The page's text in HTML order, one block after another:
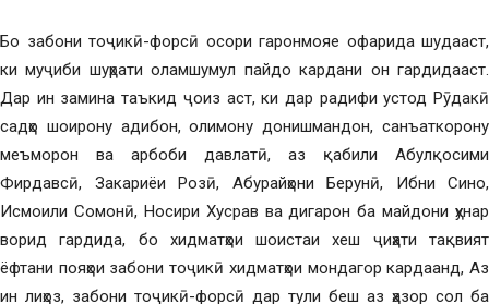
Бо забони тоҷикӣ-форсӣ осори гаронмояе офарида шудааст,
ки муҷиби шуҳрати оламшумул пайдо кардани он гардидааст.
Дар ин замина таъкид ҷоиз аст, ки дар радифи устод Рӯдакӣ
садҳо шоирону адибон, олимону донишмандон, санъаткорону
меъморон ва арбоби давлатӣ, аз қабили Абулқосими
Фирдавсӣ, Закариёи Розӣ, Абурайҳони Берунӣ, Ибни Сино,
Исмоили Сомонӣ, Носири Хусрав ва дигарон ба майдони ҳунар
ворид гардида, бо хидматҳои шоистаи хеш ҷиҳати тақвият
ёфтани пояҳои забони тоҷикӣ хидматҳои мондагор кардаанд, Аз
ин лиҳоз, забони тоҷикӣ-форсӣ дар тули беш аз ҳазор сол ба